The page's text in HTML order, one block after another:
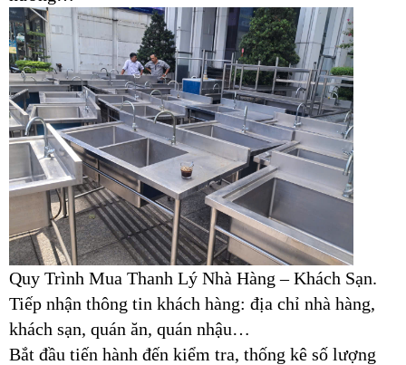
Quy Trình Mua Thanh Lý Nhà Hàng – Khách Sạn.
Tiếp nhận thông tin khách hàng: địa chỉ nhà hàng,
khách sạn, quán ăn, quán nhậu…
Bắt đầu tiến hành đến kiểm tra, thống kê số lượng